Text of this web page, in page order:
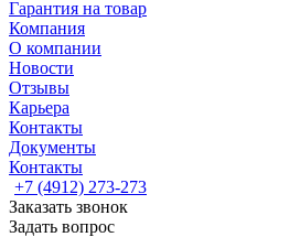
Гарантия на товар
Компания
О компании
Новости
Отзывы
Карьера
Контакты
Документы
Контакты
+7 (4912) 273-273
Заказать звонок
Задать вопрос